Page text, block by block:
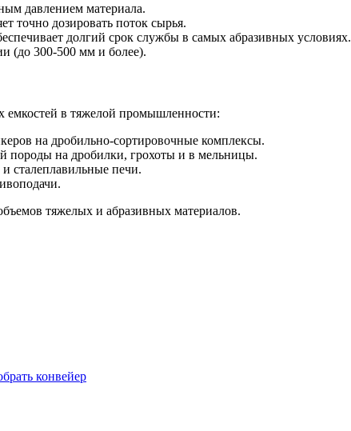
давлением материала.
точно дозировать поток сырья.
долгий срок службы в самых абразивных условиях.
(до 300-500 мм и более).
емкостей в тяжелой промышленности:
на дробильно-сортировочные комплексы.
породы на дробилки, грохоты и в мельницы.
сталеплавильные печи.
тяжелых и абразивных материалов.
конвейер